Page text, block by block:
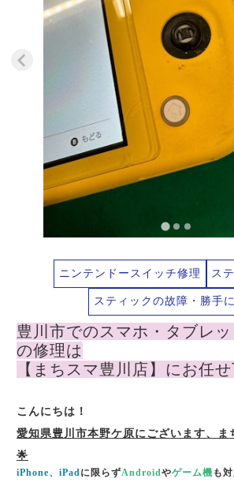
ニンテンドースイッチ修理 ス
スティックの故障・勝手に
豊川市でのスマホ・タブレ
の修理は
【まちスマ豊川店】にお任
こんにちは！
愛知県豊川市本野ケ原にございます、ま
🌟
iPhone、iPadに限らずAndroidやゲーム機 も対